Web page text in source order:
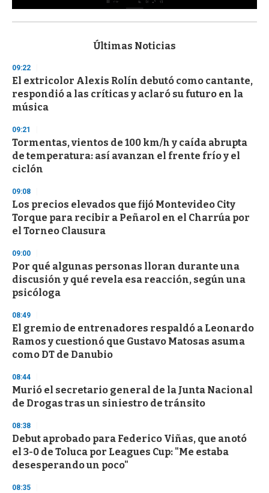
s
d
s
o
f
3
s
e
c
o
n
Últimas Noticias
09:22
El extricolor Alexis Rolín debutó como cantante,
respondió a las críticas y aclaró su futuro en la
música
09:21
Tormentas, vientos de 100 km/h y caída abrupta
de temperatura: así avanzan el frente frío y el
ciclón
09:08
Los precios elevados que fijó Montevideo City
Torque para recibir a Peñarol en el Charrúa por
el Torneo Clausura
09:00
Por qué algunas personas lloran durante una
discusión y qué revela esa reacción, según una
psicóloga
08:49
El gremio de entrenadores respaldó a Leonardo
Ramos y cuestionó que Gustavo Matosas asuma
como DT de Danubio
08:44
Murió el secretario general de la Junta Nacional
de Drogas tras un siniestro de tránsito
08:38
Debut aprobado para Federico Viñas, que anotó
el 3-0 de Toluca por Leagues Cup: "Me estaba
desesperando un poco"
08:35